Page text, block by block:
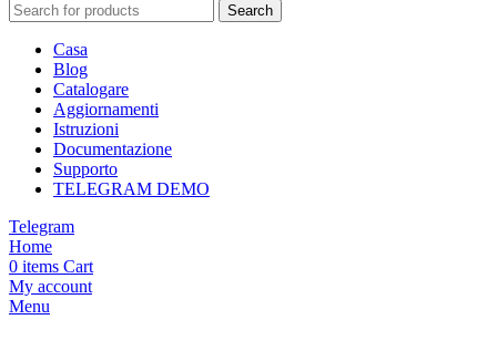
varianti.
opzioni
possono
essere
scelte
nella
pagina
del
prodotto
Search
Casa
Blog
Catalogare
Aggiornamenti
Istruzioni
Documentazione
Supporto
TELEGRAM DEMO
Telegram
Home
0 items Cart
My account
Menu